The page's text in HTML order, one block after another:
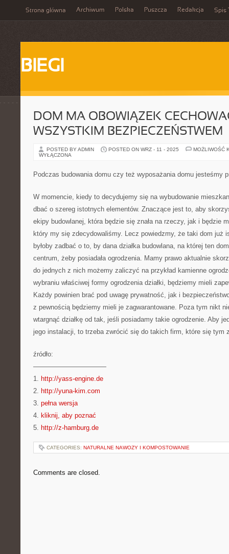
Strona główna Archiwum Polska Puszcza Redakcja Spis
BIEGI
DOM MA OBOWIĄZEK
WSZYSTKIM BEZPIECZEŃSTWEM
POSTED BY ADMIN POSTED ON WRZ - 11 - 2025
MOŻLIWOŚĆ
WYŁĄCZONA
Podczas budowania domu czy też wyposażania domu jesteśmy
W momencie, kiedy to decydujemy się na wybudowanie
dbać o szereg istotnych elementów. Znaczące jest to, aby
ekipy budowlanej, która będzie się znała na rzeczy, jak i będzie
który my się zdecydowaliśmy. Lecz powiedzmy, że taki dom już
byłoby zadbać o to, by dana działka budowlana, na której ten
centrum, żeby posiadała ogrodzenia. Mamy prawo aktualnie
do jednych z nich możemy zaliczyć na przykład kamienne
wybraniu właściwej formy ogrodzenia działki, będziemy mieli
Każdy powinien brać pod uwagę prywatność, jak i
z pewnością będziemy mieli je zagwarantowane. Poza tym nikt
wtargnąć działkę od tak, jeśli posiadamy takie ogrodzenie. Aby
jego instalacji, to trzeba zwrócić się do takich firm, które się tym
źródło:
———————————
1. http://yass-engine.de
2. http://yuna-kim.com
3. pełna wersja
4. kliknij, aby poznać
5. http://z-hamburg.de
CATEGORIES: NATURALNE NAWOZY I KOMPOSTOWANIE
Comments are closed.